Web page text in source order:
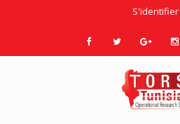
S'identifier